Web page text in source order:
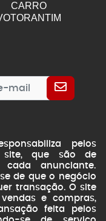
CARRO
pelos
site, que são de
cada anunciante.
de que o negócio
transação. O site
e compras,
feita pelos